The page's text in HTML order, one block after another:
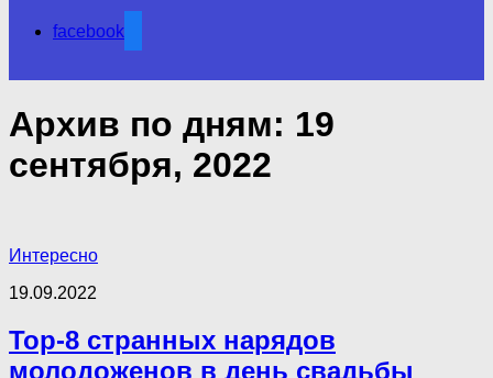
facebook
Архив по дням: 19
сентября, 2022
Интересно
19.09.2022
Top-8 странных нарядов
молодоженов в день свадьбы